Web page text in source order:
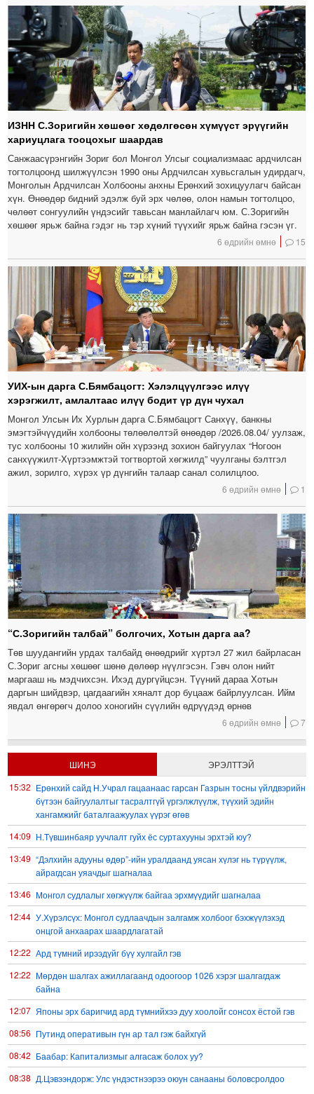
ИЗНН С.Зоригийн хөшөөг хөдөлгөсөн хүмүүст эрүүгийн
хариуцлага тооцохыг шаардав
Санжаасүрэнгийн Зориг бол Монгол Улсыг социализмаас ардчилсан
тогтолцоонд шилжүүлсэн 1990 оны Ардчилсан хувьсгалын удирдагч,
Монголын Ардчилсан Холбооны анхны Ерөнхий зохицуулагч байсан
хүн. Өнөөдөр бидний эдэлж буй эрх чөлөө, олон намын тогтолцоо,
чөлөөт сонгуулийн үндэсийг тавьсан манлайлагч юм. С.Зоригийн
хөшөөг ярьж байна гэдэг нь тэр хүний түүхийг ярьж байна гэсэн үг.
6 өдрийн өмнө 15
УИХ-ын дарга С.Бямбацогт: Хэлэлцүүлгээс илүү
хэрэгжилт, амлалтаас илүү бодит үр дүн чухал
Монгол Улсын Их Хурлын дарга С.Бямбацогт Санхүү, банкны
эмэгтэйчүүдийн холбооны төлөөлөлтэй өнөөдөр /2026.08.04/ уулзаж,
тус холбооны 10 жилийн ойн хүрээнд зохион байгуулах “Ногоон
санхүүжилт-Хүртээмжтэй тогтвортой хөгжилд” чуулганы бэлтгэл
ажил, зорилго, хүрэх үр дүнгийн талаар санал солилцлоо.
6 өдрийн өмнө 1
“С.Зоригийн талбай” болгочих, Хотын дарга аа?
Төв шуудангийн урдах талбайд өнөөдрийг хүртэл 27 жил байрласан
С.Зориг агсны хөшөөг шөнө дөлөөр нүүлгэсэн. Гэвч олон нийт
маргааш нь мэдчихсэн. Ихэд дургүйцсэн. Түүний дараа Хотын
даргын шийдвэр, цагдаагийн хяналт дор буцааж байрлуулсан. Ийм
явдал өнгөрөгч долоо хоногийн сүүлийн өдрүүдэд өрнөв
6 өдрийн өмнө 7
ШИНЭ
ЭРЭЛТТЭЙ
15:32 Ерөнхий сайд Н.Учрал гацаанаас гарсан Газрын тосны үйлдвэрийн
бүтээн байгуулалтыг тасралтгүй үргэлжлүүлж, түүхий эдийн
хангамжийг баталгаажуулах үүрэг өгөв
14:09 Н.Түвшинбаяр уучлалт гуйх ёс суртахууны эрхтэй юу?
13:49 “Дэлхийн адууны өдөр”-ийн уралдаанд уясан хүлэг нь түрүүлж,
айрагдсан уяачдыг шагналаа
13:46 Монгол судлалыг хөгжүүлж байгаа эрхмүүдийг шагналаа
12:44 У.Хүрэлсүх: Монгол судлаачдын залгамж холбоог бэхжүүлэхэд
онцгой анхаарах шаардлагатай
12:22 Ард түмний ирээдүйг бүү хулгайл гэв
12:22 Мөрдөн шалгах ажиллагаанд одоогоор 1026 хэрэг шалгагдаж
байна
12:07 Японы эрх баригчид ард түмнийхээ дуу хоолойг сонсох ёстой гэв
08:56 Путинд оперативын гүн ар тал гэж байхгүй
08:42 Баабар: Капитализмыг алгасаж болох уу?
08:38 Д.Цэвээндорж: Улс үндэстнээрээ оюун санааны боловсролдоо